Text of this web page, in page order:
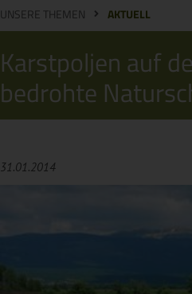
UNSERE THEMEN AKTUELL
Karstpoljen auf
bedrohte
31.01.2014